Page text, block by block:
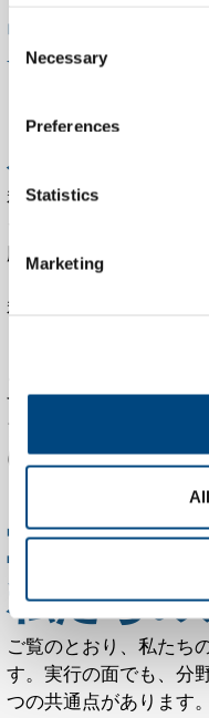
Consent
Selection
Necessary
Preferences
Statistics
Marketing
実証済み
り組む
木業者
私たちの HAWK プラッ
応できることが証明さ
（さまざまな苗木業
私たちは TSD と協働し
するのを助けます。同
アルタイムで把握でき
に価値あるデータをも
3つのス
私たち
ご覧のとおり、私たち
す。実行の面でも、分
つの共通点があります